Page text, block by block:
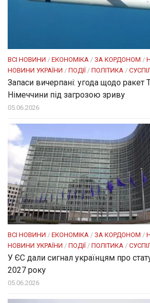
ВСІ НОВИНИ / ЕКОНОМІКА / ЗА КОРДОНОМ /
НОВИНИ УКРАЇНИ / ПОДІЇ/ ПОЛІТИКА /
Запаси вичерпані: угода щодо ракет
Німеччини під загрозою зриву
05.06.2026
ВСІ НОВИНИ / ЕКОНОМІКА / ЗА КОРДОНОМ /
НОВИНИ УКРАЇНИ / ПОДІЇ/ ПОЛІТИКА /
У ЄС дали сигнал українцям про
2027 року
05.06.2026